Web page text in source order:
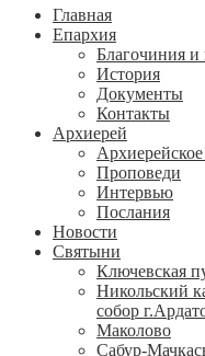
Главная
Епархия
Благочиния
История
Документы
Контакты
Архиерей
Проповеди
Интервью
Послания
Новости
Святыни
Ключевская
Никольский
собор
Маколово
Сабур-